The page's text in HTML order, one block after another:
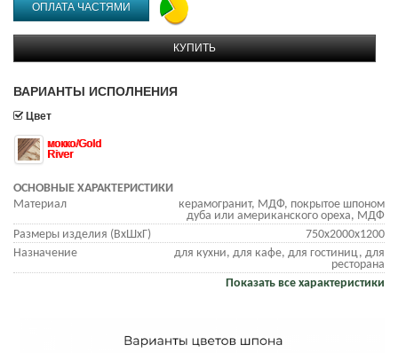
ОПЛАТА ЧАСТЯМИ
КУПИТЬ
ВАРИАНТЫ ИСПОЛНЕНИЯ
Цвет
мокко/Gold
River
ОСНОВНЫЕ ХАРАКТЕРИСТИКИ
Материал
керамогранит, МДФ, покрытое шпоном
дуба или американского ореха, МДФ
Размеры изделия (ВхШхГ)
750х2000х1200
Назначение
для кухни, для кафе, для гостиниц, для
ресторана
Показать все характеристики